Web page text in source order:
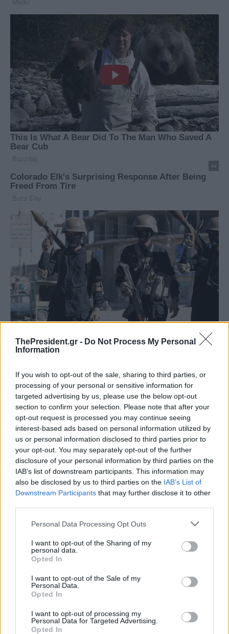
ThePresident.gr - Do Not Process My Personal
Information
If you wish to opt-out of the sale, sharing to third parties, or
processing of your personal or sensitive information for
targeted advertising by us, please use the below opt-out
section to confirm your selection. Please note that after your
opt-out request is processed you may continue seeing
interest-based ads based on personal information utilized by
us or personal information disclosed to third parties prior to
your opt-out. You may separately opt-out of the further
disclosure of your personal information by third parties on the
IAB’s list of downstream participants. This information may
also be disclosed by us to third parties on the IAB’s List of
Downstream Participants that may further disclose it to other
Personal Data Processing Opt Outs
I want to opt-out of the Sharing of my
personal data.
Opted In
I want to opt-out of the Sale of my
Personal Data.
Opted In
I want to opt-out of processing my
Personal Data for Targeted Advertising.
Opted In